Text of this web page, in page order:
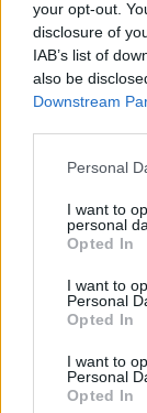
your opt-out.
disclosure of
IAB’s list of
also be
Downstream
Personal
I want to
personal
Opted In
I want to
Personal
Opted In
I want to
Personal
Opted In
Ιωάννα
Αντώνη
SHOWBIZ
Κώστας
ξάπλωσε πάνω
SHOWBIZ
Κατερίνα